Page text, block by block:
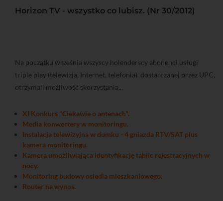
Horizon TV - wszystko co lubisz. (Nr 30/2012)
Na początku września wszyscy holenderscy abonenci usługi
triple play (telewizja, Internet, telefonia), dostarczanej przez UPC,
otrzymali możliwość skorzystania...
XI Konkurs "Ciekawie o antenach".
Media konwertery w monitoringu.
Instalacja telewizyjna w domku - 4 gniazda RTV/SAT plus
kamera monitoringu.
Kamera umożliwiająca identyfikację tablic rejestracyjnych w
nocy.
Monitoring budowy osiedla mieszkaniowego.
Router na wynos.